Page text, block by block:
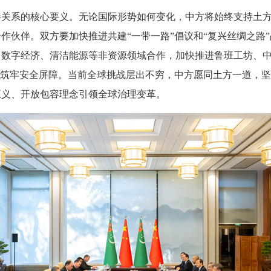
的核心要义。无论国际形势如何变化，中方将始终支持土
伙伴。双方要加快推进共建“一带一路”倡议和“复兴丝绸之
字经济、清洁能源等非资源领域合作，加快推进鲁班工坊、
牢安全屏障。当前全球挑战层出不穷，中方愿同土方一道，
、开放包容理念引领全球治理变革。